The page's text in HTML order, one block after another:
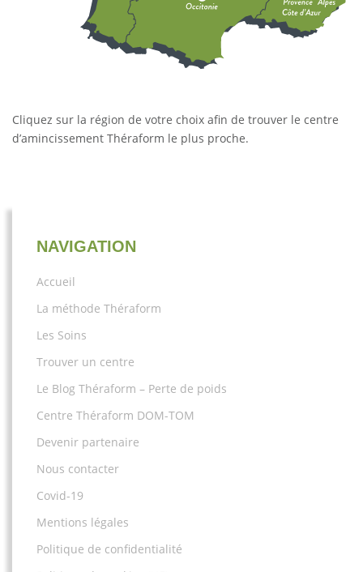
Cliquez sur la région de votre choix afin de trouver le centre
d’amincissement Théraform le plus proche.
NAVIGATION
Accueil
La méthode Théraform
Les Soins
Trouver un centre
Le Blog Théraform – Perte de poids
Centre Théraform DOM-TOM
Devenir partenaire
Nous contacter
Covid-19
Mentions légales
Politique de confidentialité